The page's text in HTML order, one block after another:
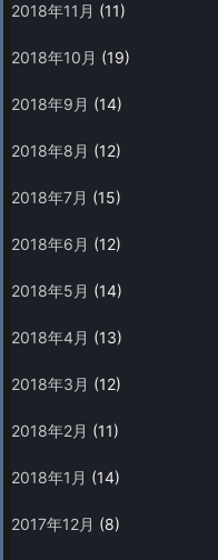
2018年11月 (11)
2018年10月 (19)
2018年9月 (14)
2018年8月 (12)
2018年7月 (15)
2018年6月 (12)
2018年5月 (14)
2018年4月 (13)
2018年3月 (12)
2018年2月 (11)
2018年1月 (14)
2017年12月 (8)